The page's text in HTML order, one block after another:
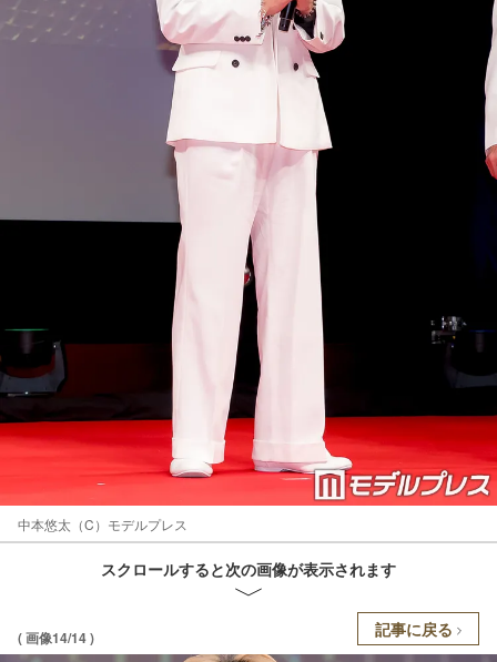
中本悠太（C）モデルプレス
スクロールすると次の画像が表示されます
( 画像14/14 ) 記事に戻る